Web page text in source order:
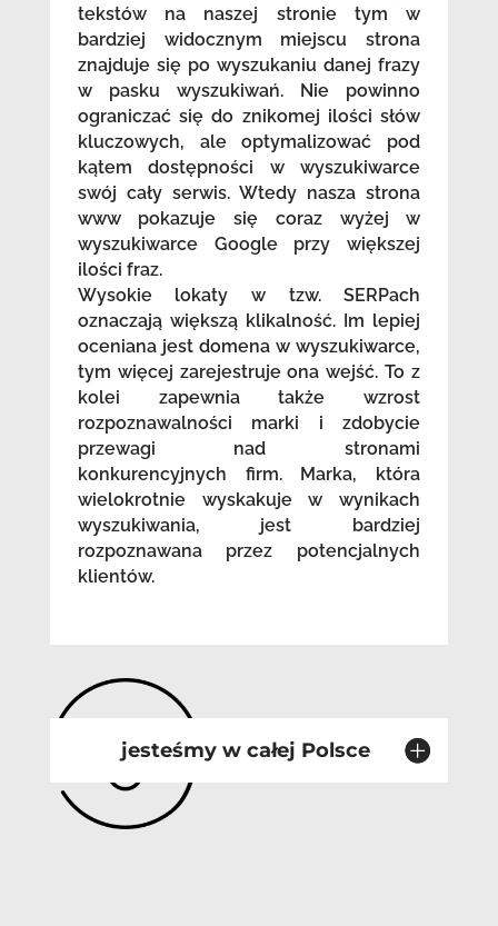
tekstów na naszej stronie tym w
bardziej widocznym miejscu strona
znajduje się po wyszukaniu danej frazy
w pasku wyszukiwań. Nie powinno
ograniczać się do znikomej ilości słów
kluczowych, ale optymalizować pod
kątem dostępności w wyszukiwarce
swój cały serwis. Wtedy nasza strona
www pokazuje się coraz wyżej w
wyszukiwarce Google przy większej
ilości fraz.
Wysokie lokaty w tzw. SERPach
oznaczają większą klikalność. Im lepiej
oceniana jest domena w wyszukiwarce,
tym więcej zarejestruje ona wejść. To z
kolei zapewnia także wzrost
rozpoznawalności marki i zdobycie
przewagi nad stronami
konkurencyjnych firm. Marka, która
wielokrotnie wyskakuje w wynikach
wyszukiwania, jest bardziej
rozpoznawana przez potencjalnych
klientów.
jesteśmy w całej Polsce